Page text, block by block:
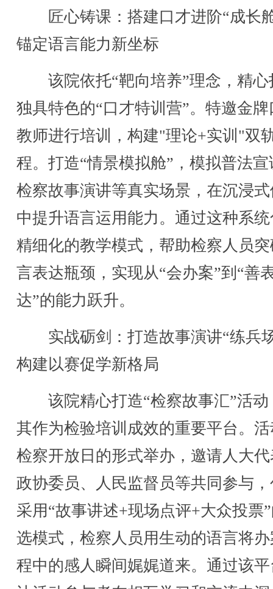
匠心铸课：搭建口才进阶“成长
锚定语言能力新坐标
该院依托“靶向培养”理念，精心
独具特色的“口才特训营”。特邀金牌
教师进行培训，构建"理论+实训"双
程。打造“情景模拟舱”，模拟普法宣
检察故事演讲等真实场景，在沉浸
中提升语言运用能力。通过这种系
精细化的教学模式，帮助检察人员
言表达瓶颈，实现从“会办案”到“善
达”的能力跃升。
实战砺剑：打造故事演讲“练兵
构建以赛促学新格局
该院精心打造“检察故事汇”活动
其作为检验培训成效的重要平台。
检察开放日的形式举办，邀请人大
政协委员、人民监督员等共同参与
采用“故事讲述+现场点评+大众投票
选模式，检察人员用生动的语言将
程中的感人瞬间娓娓道来。通过该